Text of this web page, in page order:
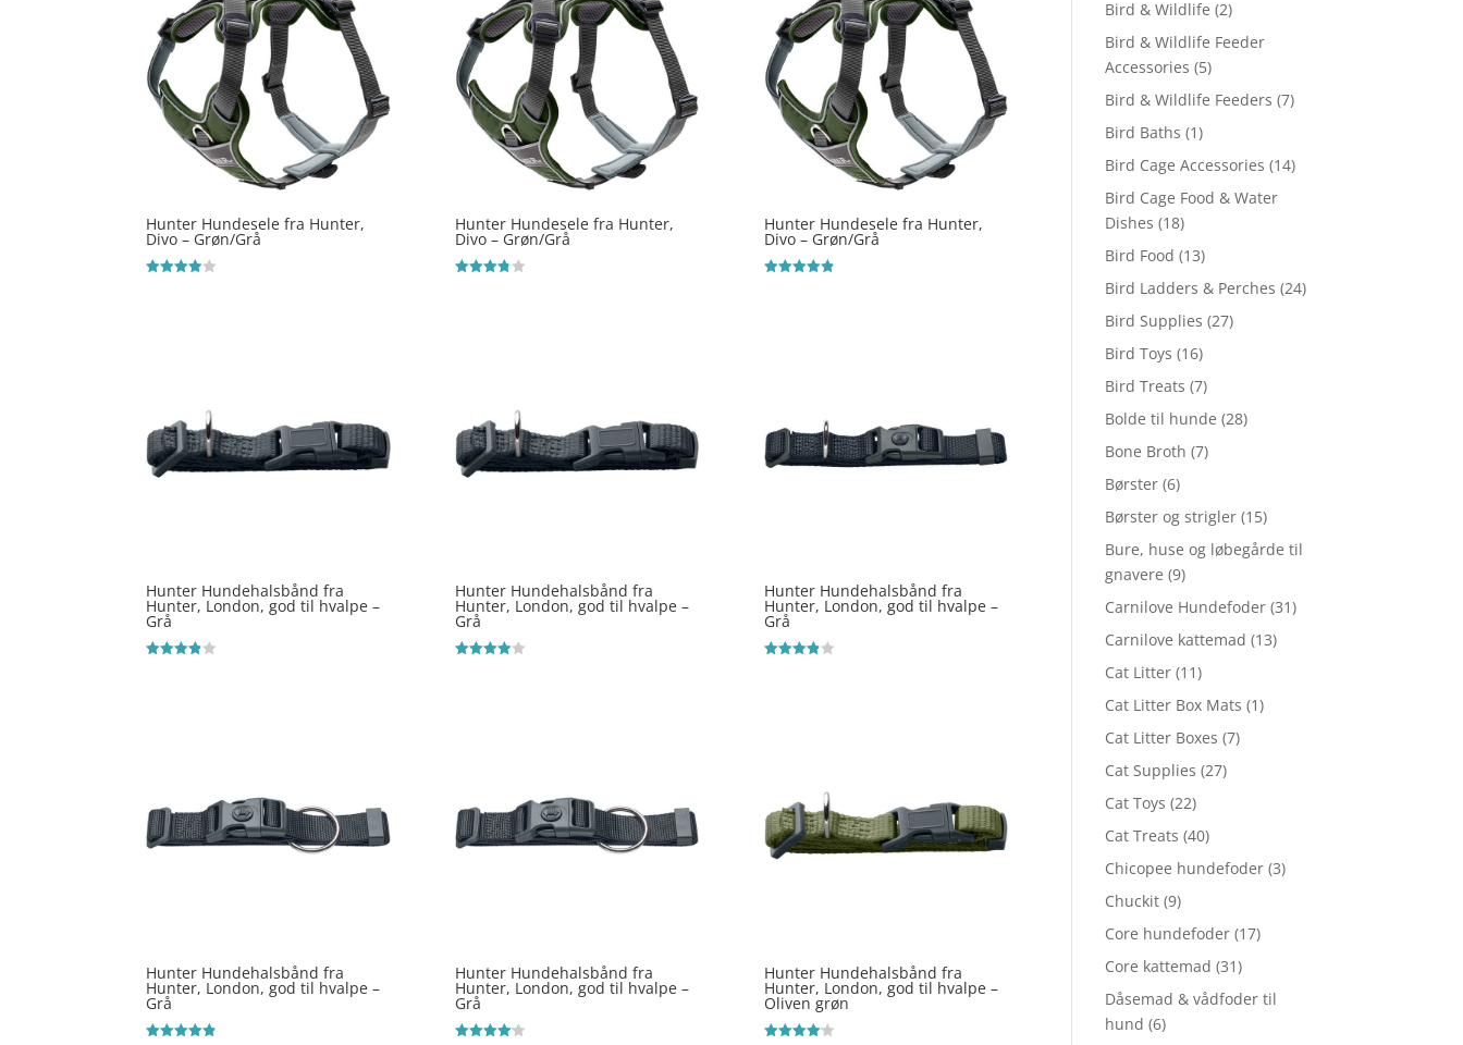
Hunter Hundesele fra Hunter,
Divo – Grøn/Grå
Hunter Hundesele fra Hunter,
Divo – Grøn/Grå
Hunter Hundesele fra Hunter,
Divo – Grøn/Grå
Hunter Hundehalsbånd fra
Hunter, London, god til hvalpe –
Grå
Hunter Hundehalsbånd fra
Hunter, London, god til hvalpe –
Grå
Hunter Hundehalsbånd fra
Hunter, London, god til hvalpe –
Grå
Hunter Hundehalsbånd fra
Hunter, London, god til hvalpe –
Grå
Hunter Hundehalsbånd fra
Hunter, London, god til hvalpe –
Grå
Hunter Hundehalsbånd fra
Hunter, London, god til hvalpe –
Oliven grøn
Bird & Wildlife (2)
Bird & Wildlife Feeder
Accessories (5)
Bird & Wildlife Feeders (7)
Bird Baths (1)
Bird Cage Accessories (14)
Bird Cage Food & Water
Dishes (18)
Bird Food (13)
Bird Ladders & Perches (24)
Bird Supplies (27)
Bird Toys (16)
Bird Treats (7)
Bolde til hunde (28)
Bone Broth (7)
Børster (6)
Børster og strigler (15)
Bure, huse og løbegårde til
gnavere (9)
Carnilove Hundefoder (31)
Carnilove kattemad (13)
Cat Litter (11)
Cat Litter Box Mats (1)
Cat Litter Boxes (7)
Cat Supplies (27)
Cat Toys (22)
Cat Treats (40)
Chicopee hundefoder (3)
Chuckit (9)
Core hundefoder (17)
Core kattemad (31)
Dåsemad & vådfoder til
hund (6)